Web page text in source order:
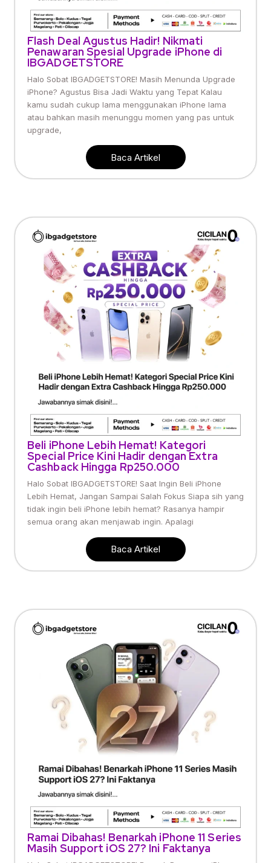
Flash Deal Agustus Hadir! Nikmati
Penawaran Spesial Upgrade iPhone di
IBGADGETSTORE
Halo Sobat IBGADGETSTORE! Masih Menunda Upgrade
iPhone? Agustus Bisa Jadi Waktu yang Tepat Kalau
kamu sudah cukup lama menggunakan iPhone lama
atau bahkan masih menunggu momen yang pas untuk
upgrade,
Baca Artikel
Beli iPhone Lebih Hemat! Kategori
Special Price Kini Hadir dengan Extra
Cashback Hingga Rp250.000
Halo Sobat IBGADGETSTORE! Saat Ingin Beli iPhone
Lebih Hemat, Jangan Sampai Salah Fokus Siapa sih yang
tidak ingin beli iPhone lebih hemat? Rasanya hampir
semua orang akan menjawab ingin. Apalagi
Baca Artikel
Ramai Dibahas! Benarkah iPhone 11 Series
Masih Support iOS 27? Ini Faktanya